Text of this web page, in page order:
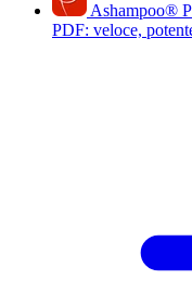
Ashampoo®
PDF: veloce,